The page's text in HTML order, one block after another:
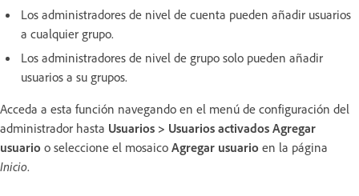
Los administradores de nivel de cuenta pueden añadir usuarios
a cualquier grupo.
Los administradores de nivel de grupo solo pueden añadir
usuarios a su grupos.
Acceda a esta función navegando en el menú de configuración del
administrador hasta Usuarios > Usuarios activados Agregar
usuario o seleccione el mosaico Agregar usuario en la página
Inicio.